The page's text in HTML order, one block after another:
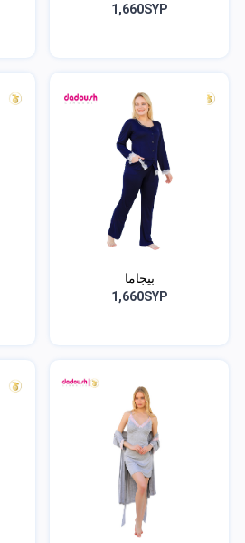
1,660SYP
بيجاما
1,660SYP